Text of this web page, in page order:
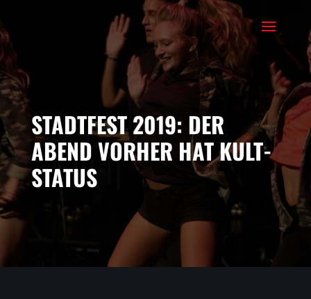
STADTFEST 2019: DER
ABEND VORHER HAT KULT-
STATUS